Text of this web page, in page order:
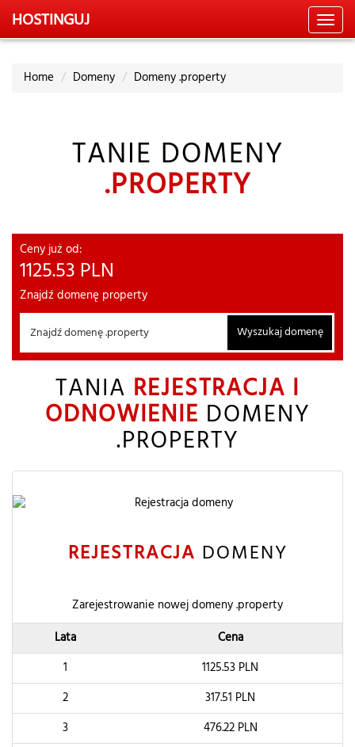
HOSTINGUJ
Home Domeny Domeny .property
TANIE DOMENY
.PROPERTY
Ceny już od:
1125.53 PLN
Znajdź domenę property
Wyszukaj domenę
TANIA REJESTRACJA I
ODNOWIENIE DOMENY
.PROPERTY
REJESTRACJA DOMENY
Zarejestrowanie nowej domeny .property
Lata
Cena
1
1125.53 PLN
2
317.51 PLN
3
476.22PLN